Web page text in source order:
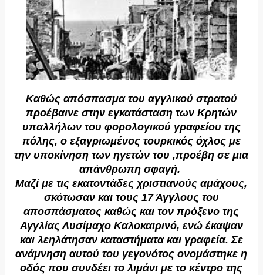
Καθώς απόσπασμα του αγγλικού στρατού
προέβαινε στην εγκατάσταση των Κρητών
υπαλλήλων του φορολογικού γραφείου της
πόλης, ο εξαγριωμένος τουρκικός όχλος με
την υποκίνηση των ηγετών του ,προέβη σε μια
απάνθρωπη σφαγή.
Μαζί με τις εκατοντάδες χριστιανούς αμάχους,
σκότωσαν και τους 17 Άγγλους του
αποσπάσματος καθώς και τον πρόξενο της
Αγγλίας Λυσίμαχο Καλοκαιρινό, ενώ έκαψαν
και λεηλάτησαν καταστήματα και γραφεία. Σε
ανάμνηση αυτού του γεγονότος ονομάστηκε η
οδός που συνδέει το λιμάνι με το κέντρο της